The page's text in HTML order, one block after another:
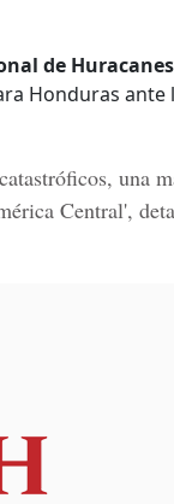
de
Honduras ante
una
Central',